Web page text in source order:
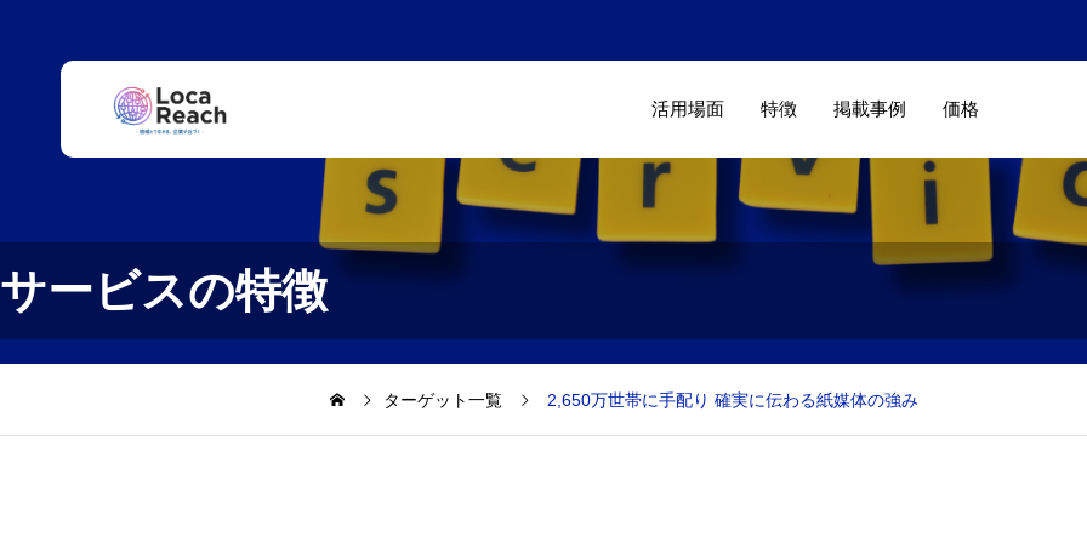
活用場面 特徴 掲載事例 価格
サービスの特徴
ターゲット一覧 2,650万世帯に手配り 確実に伝わる紙媒体の強み